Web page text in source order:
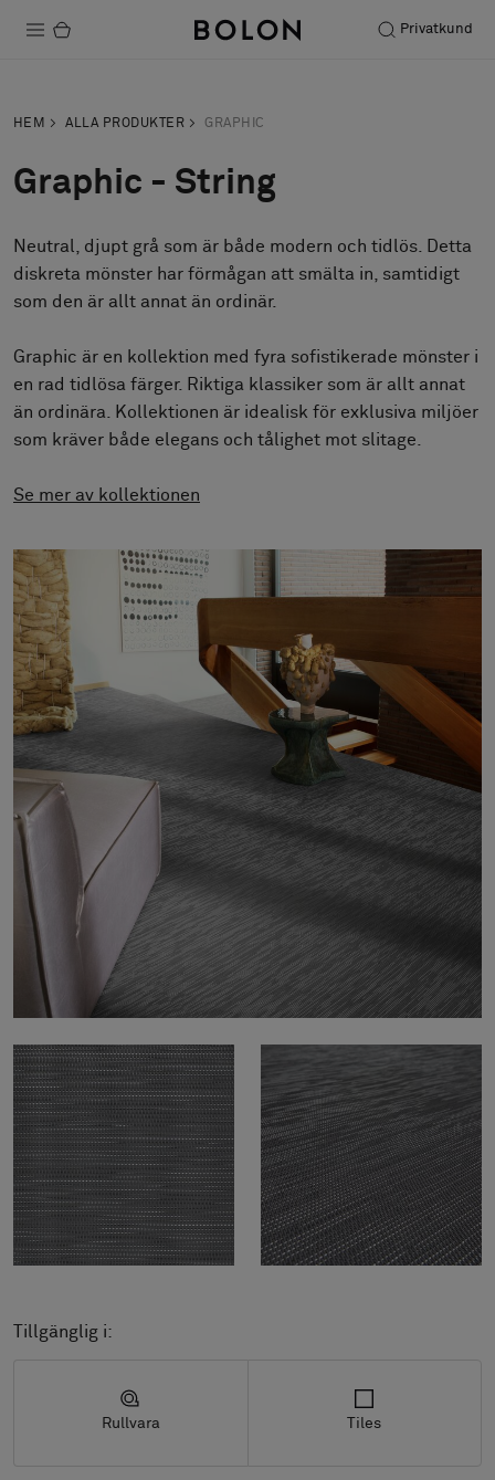
Privatkund
Hållbarhet
Installation
Underhåll
Designsamarbeten
Om oss
Pattern Tile Tool
Image & Material Bank
Välj land
HEM ALLA PRODUKTER GRAPHIC
Graphic - String
Neutral, djupt grå som är både modern och tidlös. Detta
diskreta mönster har förmågan att smälta in, samtidigt
som den är allt annat än ordinär.
Graphic är en kollektion med fyra sofistikerade mönster i
en rad tidlösa färger. Riktiga klassiker som är allt annat
än ordinära. Kollektionen är idealisk för exklusiva miljöer
som kräver både elegans och tålighet mot slitage.
Se mer av kollektionen
Tillgänglig i:
Rullvara Tiles